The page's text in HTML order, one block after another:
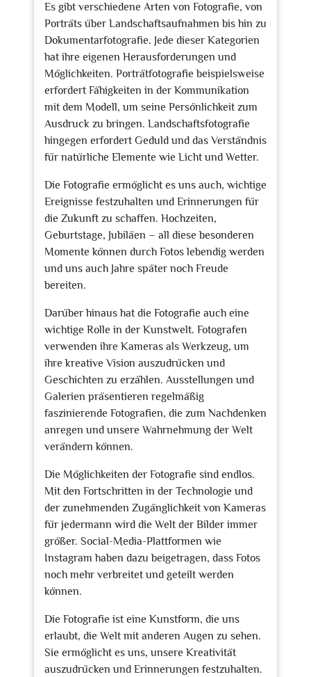
Es gibt verschiedene Arten von Fotografie, von
Porträts über Landschaftsaufnahmen bis hin zu
Dokumentarfotografie. Jede dieser Kategorien
hat ihre eigenen Herausforderungen und
Möglichkeiten. Porträtfotografie beispielsweise
erfordert Fähigkeiten in der Kommunikation
mit dem Modell, um seine Persönlichkeit zum
Ausdruck zu bringen. Landschaftsfotografie
hingegen erfordert Geduld und das Verständnis
für natürliche Elemente wie Licht und Wetter.
Die Fotografie ermöglicht es uns auch, wichtige
Ereignisse festzuhalten und Erinnerungen für
die Zukunft zu schaffen. Hochzeiten,
Geburtstage, Jubiläen – all diese besonderen
Momente können durch Fotos lebendig werden
und uns auch Jahre später noch Freude
bereiten.
Darüber hinaus hat die Fotografie auch eine
wichtige Rolle in der Kunstwelt. Fotografen
verwenden ihre Kameras als Werkzeug, um
ihre kreative Vision auszudrücken und
Geschichten zu erzählen. Ausstellungen und
Galerien präsentieren regelmäßig
faszinierende Fotografien, die zum Nachdenken
anregen und unsere Wahrnehmung der Welt
verändern können.
Die Möglichkeiten der Fotografie sind endlos.
Mit den Fortschritten in der Technologie und
der zunehmenden Zugänglichkeit von Kameras
für jedermann wird die Welt der Bilder immer
größer. Social-Media-Plattformen wie
Instagram haben dazu beigetragen, dass Fotos
noch mehr verbreitet und geteilt werden
können.
Die Fotografie ist eine Kunstform, die uns
erlaubt, die Welt mit anderen Augen zu sehen.
Sie ermöglicht es uns, unsere Kreativität
auszudrücken und Erinnerungen festzuhalten.